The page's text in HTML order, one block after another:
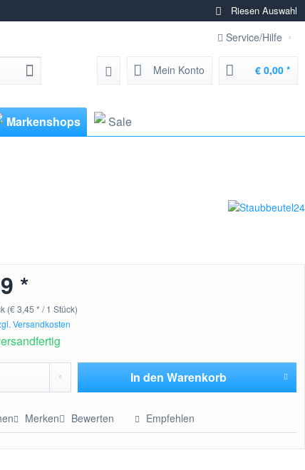
Riesen Auswahl
Service/Hilfe
Mein Konto € 0,00 *
Markenshops Sale
*
(€ 3,45 * / 1 Stück)
Versandkosten
In den Warenkorb
Merken Bewerten Empfehlen